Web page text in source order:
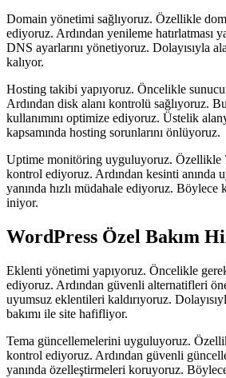
Domain yönetimi sağlıyoruz. Özellikle
ediyoruz. Ardından yenileme hatırlatması
DNS ayarlarını yönetiyoruz. Dolayısıyla
kalıyor.
Hosting takibi yapıyoruz. Öncelikle
Ardından disk alanı kontrolü sağlıyoruz.
kullanımını optimize ediyoruz. Üstelik
kapsamında hosting sorunlarını önlüyoruz.
Uptime monitöring uyguluyoruz. Özellikle
kontrol ediyoruz. Ardından kesinti anında
yanında hızlı müdahale ediyoruz.
iniyor.
WordPress Özel Bakım
Eklenti yönetimi yapıyoruz. Öncelikle
ediyoruz. Ardından güvenli alternatifleri
uyumsuz eklentileri kaldırıyoruz.
bakımı ile site hafifliyor.
Tema güncellemelerini uyguluyoruz.
kontrol ediyoruz. Ardından güvenli
yanında özelleştirmeleri koruyoruz.